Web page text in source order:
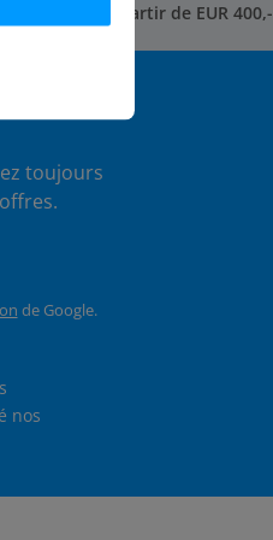
d'envoi* à partir de EUR 400,-
toujours
de Google.